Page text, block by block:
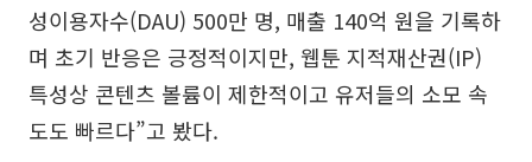
성이용자수(DAU) 500만 명, 매출 140억 원을 기록하
며 초기 반응은 긍정적이지만, 웹툰 지적재산권(IP)
특성상 콘텐츠 볼륨이 제한적이고 유저들의 소모 속
도도 빠르다”고 봤다.